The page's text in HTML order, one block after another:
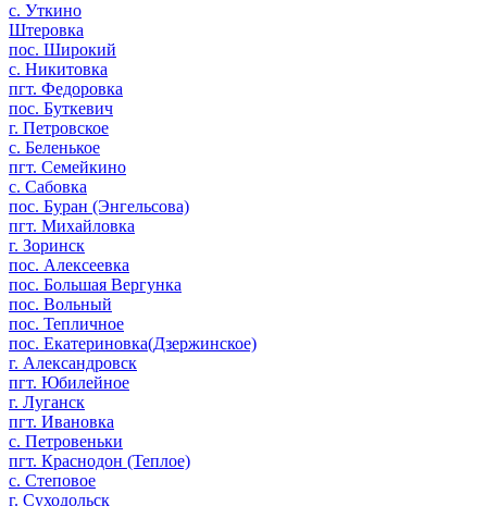
c. Уткино
Штеровка
пос. Широкий
с. Никитовка
пгт. Федоровка
пос. Буткевич
г. Петровское
с. Беленькое
пгт. Семейкино
с. Сабовка
пос. Буран (Энгельсова)
пгт. Михайловка
г. Зоринск
пос. Алексеевка
пос. Большая Вергунка
пос. Вольный
пос. Тепличное
пос. Екатериновка(Дзержинское)
г. Александровск
пгт. Юбилейное
г. Луганск
пгт. Ивановка
с. Петровеньки
пгт. Краснодон (Теплое)
с. Степовое
г. Суходольск